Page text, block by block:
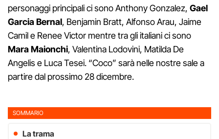
personaggi principali ci sono Anthony Gonzalez, Gael
Garcia Bernal, Benjamin Bratt, Alfonso Arau, Jaime
Camil e Renee Victor mentre tra gli italiani ci sono
Mara Maionchi, Valentina Lodovini, Matilda De
Angelis e Luca Tesei. “Coco” sarà nelle nostre sale a
partire dal prossimo 28 dicembre.
SOMMARIO
La trama